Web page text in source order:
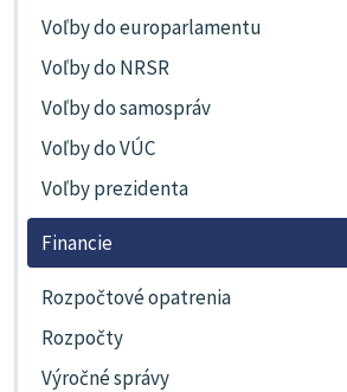
Voľby do europarlamentu
Voľby do NRSR
Voľby do samospráv
Voľby do VÚC
Voľby prezidenta
Financie
Rozpočtové opatrenia
Rozpočty
Výročné správy